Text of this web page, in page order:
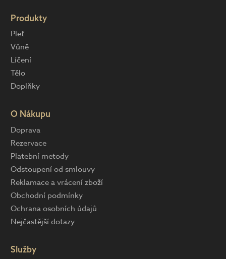
Produkty
Pleť
Vůně
Líčení
Tělo
Doplňky
O Nákupu
Doprava
Rezervace
Platební metody
Odstoupení od smlouvy
Reklamace a vrácení zboží
Obchodní podmínky
Ochrana osobních údajů
Nejčastější dotazy
Služby